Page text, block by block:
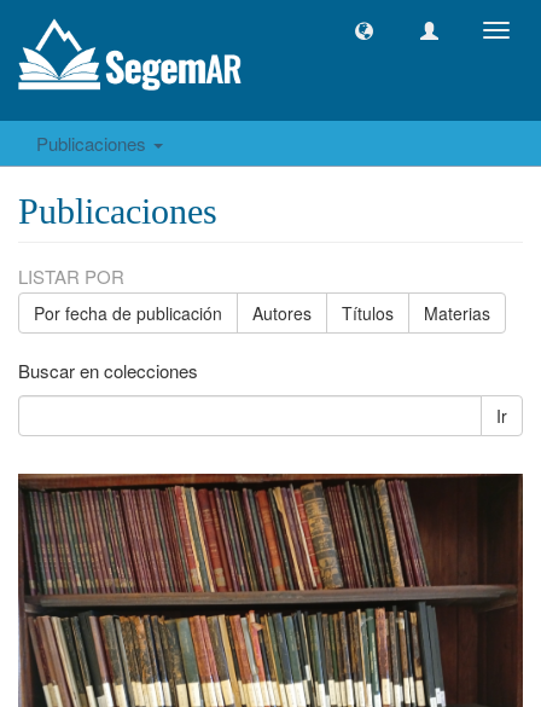
Publicaciones
Publicaciones
LISTAR POR
Por fecha de publicación Autores Títulos Materias
Buscar en colecciones
Ir